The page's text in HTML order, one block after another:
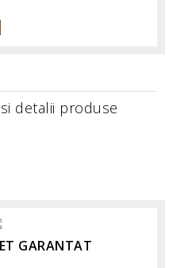
detalii produse
GARANTAT